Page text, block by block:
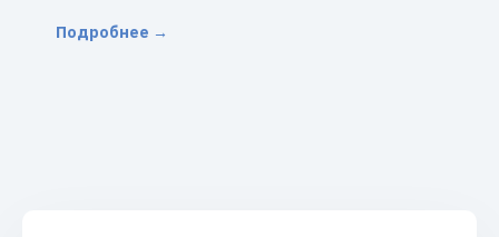
Подробнее →